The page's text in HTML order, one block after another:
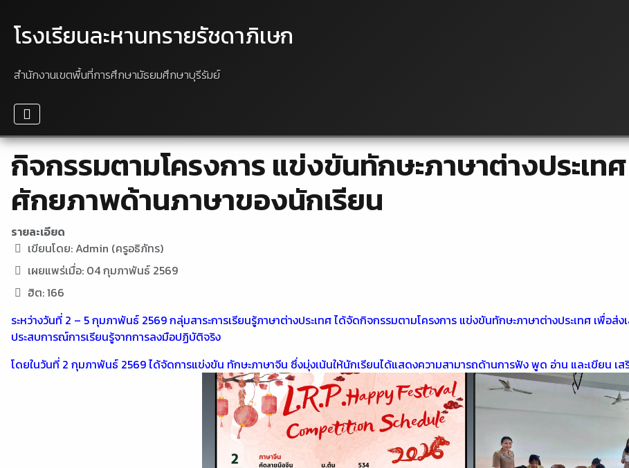
โรงเรียนละหานทรายรัชดาภิเษก
สำนักงานเขตพื้นที่การศึกษามัธยมศึกษาบุรีรัมย์
กิจกรรมตามโครงการ แข่งขันทักษะภาษาต่างประเ
ศักยภาพด้านภาษาของนักเรียน
รายละเอียด
เขียนโดย: Admin (ครูอธิภัทร)
เผยแพร่เมื่อ: 04 กุมภาพันธ์ 2569
ฮิต: 166
ระหว่างวันที่ 2 – 5 กุมภาพันธ์ 2569 กลุ่มสาระการเรียนรู้ภาษาต่างประเทศ ได้จัดกิจกรรมตามโครงการ แข่งขันทักษะภาษาต่างประเทศ เพื่
ประสบการณ์การเรียนรู้จากการลงมือปฏิบัติจริง
โดยในวันที่ 2 กุมภาพันธ์ 2569 ได้จัดการแข่งขัน ทักษะภาษาจีน ซึ่งมุ่งเน้นให้นักเรียนได้แสดงความสามารถด้านการฟัง พูด อ่าน และเขียน เ